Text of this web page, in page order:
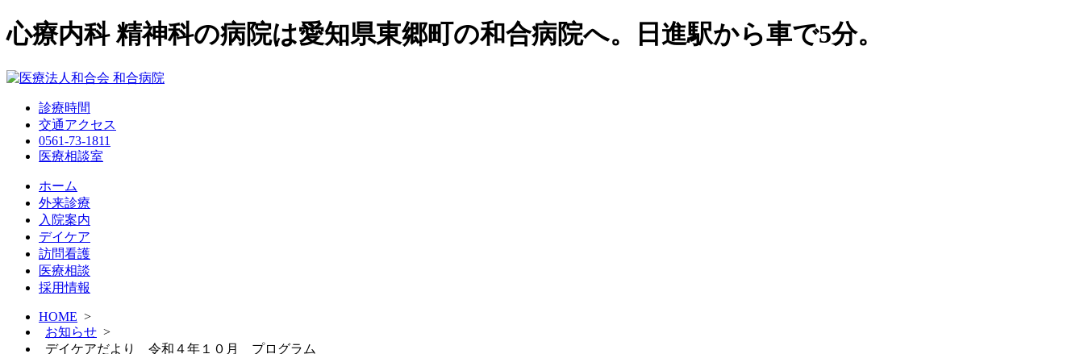
心療内科 精神科の病院は愛知県東郷町の和合病院へ。日進駅から車で5分。
診療時間
交通アクセス
0561-73-1811
医療相談室
ホーム
外来診療
入院案内
デイケア
訪問看護
医療相談
採用情報
HOME >
お知らせ >
デイケアだより 令和４年１０月 プログラム